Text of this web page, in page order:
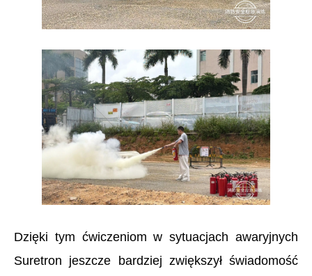
Dzięki tym ćwiczeniom w sytuacjach awaryjnych
Suretron jeszcze bardziej zwiększył świadomość